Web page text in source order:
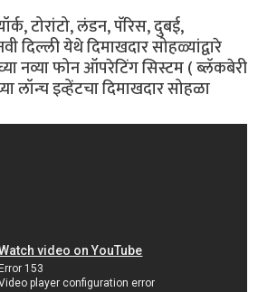
टोरांटो, लंडन, पॅरिस, दुबई,
दिल्ली येथे दिमाखदार सोहळ्यांद्वारे
नव्या फोन ऑपरेटिंग सिस्टम ( ब्लॅकबेरी
लॉन्च इव्हेंटचा दिमाखदार सोहळा